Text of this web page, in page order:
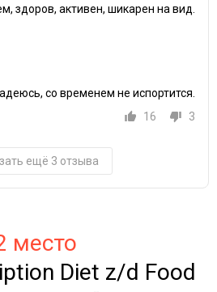
здоров, активен, шикарен на вид.
со временем не испортится.
16
3
ещё 3 отзыва
место
Diet z/d Food